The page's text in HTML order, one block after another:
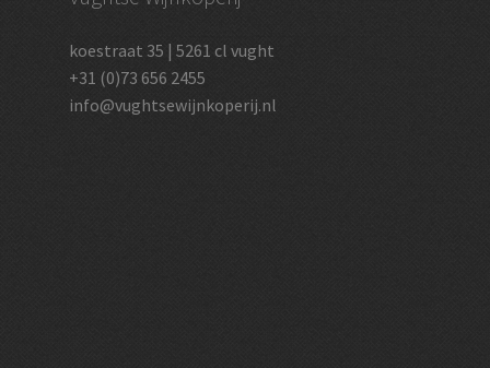
koestraat 35 | 5261 cl vught
+31 (0)73 656 2455
info@vughtsewijnkoperij.nl